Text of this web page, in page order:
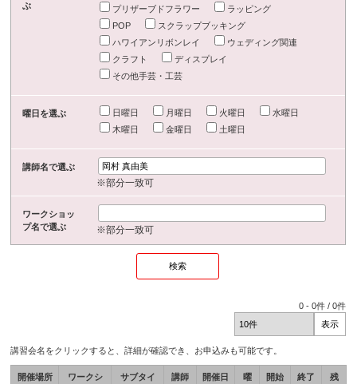
ぶ
プリザーブドフラワー
ラッピング
POP
スクラップブッキング
ハワイアンリボンレイ
ウェディング関連
クラフト
ディスプレイ
その他手芸・工芸
曜日を選ぶ 日曜日 月曜日 火曜日
水曜日
木曜日
金曜日 土曜日
講師名で選ぶ
※部分一致可
ワークショッ
プ名で選ぶ
※部分一致可
0 -0件 /0件
講習会名をクリックすると、詳細が確認でき、お申込みも可能です。
開催場所
ワークシ
サブタイ
講師
開催日
曜
開始
終了
残